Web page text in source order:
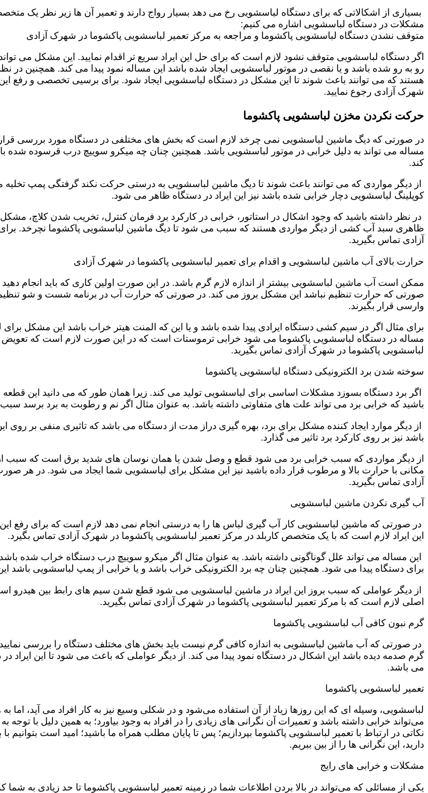
بسیاری از اشکالاتی که برای دستگاه لباسشویی رخ می دهد بسیار رواج دارند و تعمیر آن ها زیر نظر یک
مشکلات در دستگاه لباسشویی اشاره می کنیم:
متوقف نشدن دستگاه لباسشویی پاکشوما و مراجعه به مرکز تعمیر لباسشویی پاکشوما در شهرک آزادی
اگر دستگاه لباسشویی متوقف نشود لازم است که برای حل این ایراد سریع تر اقدام نمایید. این مشکل می تواند
رو به رو شده باشد و یا نقصی در موتور لباسشویی ایجاد شده باشد این مساله نمود پیدا می کند. همچنین در
هستند که می توانند باعث شوند تا این مشکل در دستگاه لباسشویی ایجاد شود. برای برسیی تخصصی و رفع این
شهرک آزادی رجوع نمایید.
حرکت نکردن مخزن لباسشویی پاکشوما
در صورتی که دیگ ماشین لباسشویی نمی چرخد لازم است که بخش های مختلفی در دستگاه مورد بررسی قرار
مساله می تواند به دلیل خرابی در موتور لباسشویی باشد. همچنین چنان چه میکرو سوییچ درب قرسوده شده
کند.
از دیگر مواردی که می توانند باعث شوند تا دیگ ماشین لباسشویی به درستی حرکت نکند گرفتگی پمپ
کوپلینگ لباسشویی دچار خرابی شده باشد نیز این ایراد در دستگاه ظاهر می شود.
در نظر داشته باشید که وجود اشکال در استاتور، خرابی در کارکرد برد فرمان کنترل، تخریب شدن
ظاهری سبد آب کشی از دیگر مواردی هستند که سبب می شود تا دیگ ماشین لباسشویی پاکشوما نچرخد.
آزادی تماس بگیرید.
حرارت بالای آب ماشین لباسشویی و اقدام برای تعمیر لباسشویی پاکشوما در شهرک آزادی
ممکن است آب ماشین لباسشویی بیشتر از اندازه لازم گرم باشد. در این صورت اولین کاری که باید انجام
صورتی که حرارت تنظیم نباشد این مشکل بروز می کند. در صورتی که حرارت آب در برنامه شست و شو
وارسی قرار بگیرند.
برای مثال اگر در سیم کشی دستگاه ایرادی پیدا شده باشد و یا این که المنت هیتر خراب باشد این مشکل
مساله در دستگاه لباسشویی پاکشوما می شود خرابی ترموستات است که در این صورت لازم است که تعویض
لباسشویی پاکشوما در شهرک آزادی تماس بگیرید.
سوخته شدن برد الکترونیکی دستگاه لباسشویی پاکشوما
اگر برد دستگاه بسوزد مشکلات اساسی برای لباسشویی تولید می کند. زیرا همان طور که می دانید این
باشید که خرابی برد می تواند علت های متفاوتی داشته باشد. به عنوان مثال اگر نم و رطوبت به برد برسد
از دیگر موارد ایجاد کننده مشکل برای برد، بهره گیری دراز مدت از دستگاه می باشد که تاثیری منفی بر
باشد نیز بر روی کارکرد برد تاثیر می گذارد.
از دیگر مواردی که سبب خرابی برد می شود قطع و وصل شدن یا همان نوسان های شدید برق است که سبب از
مکانی با حرارت بالا و مرطوب قرار داده باشید نیز این مشکل برای لباسشویی شما ایجاد می شود. در هر
آزادی تماس بگیرید.
آب گیری نکردن ماشین لباسشویی
در صورتی که ماشین لباسشویی کار آب گیری لباس ها را به درستی انجام نمی دهد لازم است که برای رفع این
این ایراد لازم است که با یک متخصص کاربلد در مرکز تعمیر لباسشویی پاکشوما در شهرک آزادی تماس بگیرد.
این مساله می تواند علل گوناگونی داشته باشد. به عنوان مثال اگر میکرو سوییچ درب دستگاه خراب شده
برای دستگاه پیدا می شود. همچنین چنان چه برد الکترونیکی خراب باشد و یا خرابی از پمپ لباسشویی باشد
از دیگر عواملی که سبب بروز این ایراد در ماشین لباسشویی می شود قطع شدن سیم های رابط بین هیدرو
اصلی لازم است که با مرکز تعمیر لباسشویی پاکشوما در شهرک آزادی تماس بگیرید.
گرم نبون کافی آب لباسشویی پاکشوما
در صورتی که آب ماشین لباسشویی به اندازه کافی گرم نیست باید بخش های مختلف دستگاه را بررسی
گرم صدمه دیده باشد این اشکال در دستگاه نمود پیدا می کند. از دیگر عواملی که باعث می شود تا این ایراد
می باشد.
تعمیر لباسشویی پاکشوما
لباسشویی، وسیله ای که این روزها زیاد از آن استفاده می‌شود و در شکلی وسیع نیز به کار افراد می آید، اما
می‌تواند خرابی داشته باشد و تعمیرات آن نگرانی های زیادی را در افراد به وجود بیاورد؛ به همین دلیل با
نکاتی در ارتباط با تعمیر لباسشویی پاکشوما بپردازیم؛ پس تا پایان مطلب همراه ما باشید؛ امید است بتوانیم
دارید، این نگرانی ها را از بین ببریم.
مشکلات و خرابی های رایج
یکی از مسائلی که می‌تواند در بالا بردن اطلاعات شما در زمینه تعمیر لباسشویی پاکشوما تا حد زیادی به